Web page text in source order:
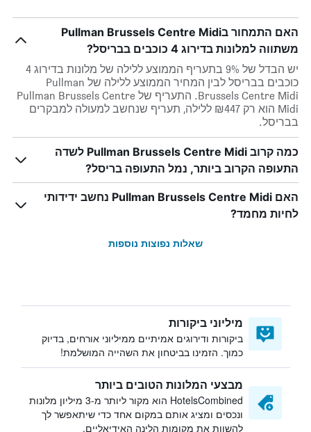
האם התמחור בPullman Brussels Centre Midi
משתווה למלונות בדירוג 4 כוכבים בבריסל?
יש הבדל של 9% בתעריף הממוצע ללילה של מלונות בדירוג 4
כוכבים בבריסל לבין המחיר הממוצע ללילה של Pullman
Brussels Centre Midi. התעריף של Pullman Brussels Centre
Midi הוא רק ₪447 ללילה, תעריף שנחשב למעולה למבקרים
בבריסל.
כמה קרוב Pullman Brussels Centre Midi לשדה
התעופה הקרוב ביותר, נמל התעופה בריסל?
האם Pullman Brussels Centre Midi נחשב ידידותי
לחיות מחמד?
שאלות נפוצות נוספות
מיליוני ביקורות
ביקורות ודירוגים אמיתיים ממיליוני אורחים, בדיוק
כמוך. הזמינו בביטחון את השהייה המושלמת!
מבצעי המלונות הטובים ביותר
HotelsCombined הוא מקור ליותר מ-3 מיליון מלונות
ונכסים ומציג אותם במקום אחד כדי שיתאפשר לך
להשוות את מקומות הלינה האידיאליים.